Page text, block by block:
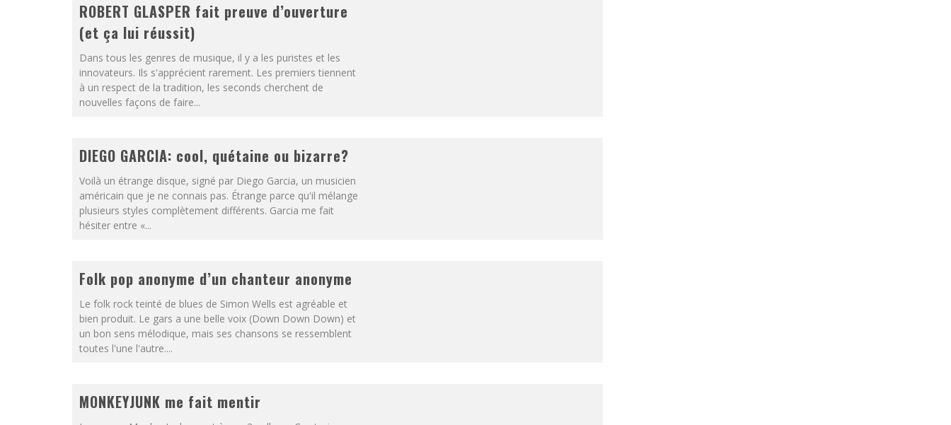
ROBERT GLASPER fait preuve d’ouverture
(et ça lui réussit)
Dans tous les genres de musique, il y a les puristes et les
innovateurs. Ils s'apprécient rarement. Les premiers tiennent
à un respect de la tradition, les seconds cherchent de
nouvelles façons de faire...
DIEGO GARCIA: cool, quétaine ou bizarre?
Voilà un étrange disque, signé par Diego Garcia, un musicien
américain que je ne connais pas. Étrange parce qu'il mélange
plusieurs styles complètement différents. Garcia me fait
hésiter entre «...
Folk pop anonyme d’un chanteur anonyme
Le folk rock teinté de blues de Simon Wells est agréable et
bien produit. Le gars a une belle voix (Down Down Down) et
un bon sens mélodique, mais ses chansons se ressemblent
toutes l'une l'autre....
MONKEYJUNK me fait mentir